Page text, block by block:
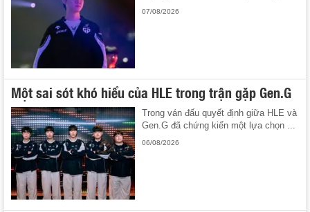
07/08/2026
Một sai sót khó hiểu của HLE trong trận gặp Gen.G
Trong ván đấu quyết định giữa HLE và
Gen.G đã chứng kiến một lựa chọn ...
06/08/2026